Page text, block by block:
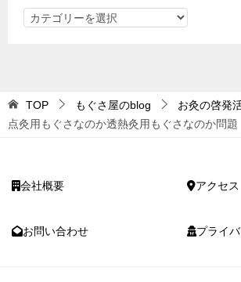
Category
TOP もぐさ屋のblog
お灸の啓発
点灸用もぐさなのか透熱灸用もぐさなのか問題
会社概要 アクセス
お問い合わせ プライ